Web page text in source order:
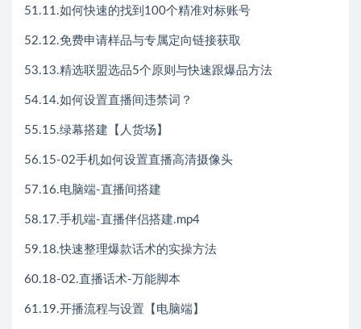
51.11.如何快速的找到100个精准对标账号
52.12.免费申请样品与专属定向链接获取
53.13.精选联盟选品5个原则与快速跟爆品方法
54.14.如何设置直播间违禁词？
55.15.绿幕搭建【人货场】
56.15-02手机如何设置直播高清摄像头
57.16.电脑端-直播间搭建
58.17.手机端-直播伴侣搭建.mp4
59.18.快速整理爆款话术的实操方法
60.18-02.直播话术-万能脚本
61.19.开播流程与设置【电脑端】